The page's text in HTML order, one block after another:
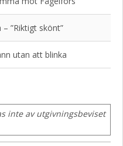
”Riktigt skönt”
utan att blinka
inte av utgivningsbeviset